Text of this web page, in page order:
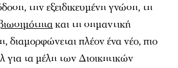
την εξειδικευμένη γνώση, τη
και τη σημαντική
διαμορφώνεται πλέον ένα νέο, πιο
για τα μέλη των Διοικητικών